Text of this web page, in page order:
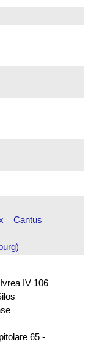
Cantus
IV 106
65 -